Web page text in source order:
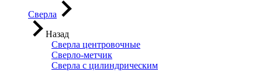
Сверла
Назад
Сверла центровочные
Сверло-метчик
Сверла с цилиндрическим